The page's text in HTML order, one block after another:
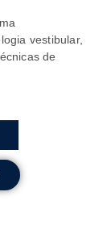
vestibular,
de